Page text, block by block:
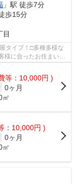
」駅 徒歩7分
歩15分
目
タイプ！□多種多様な
様に合ったお住まいが
等：10,000円 )
0ヶ月
㎡
：10,000円 )
0ヶ月
㎡